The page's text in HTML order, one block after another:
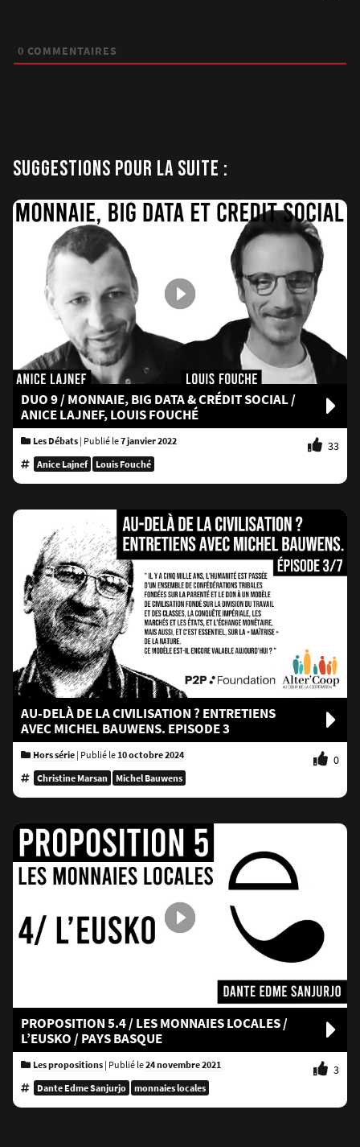
0 COMMENTAIRES
SUGGESTIONS POUR LA SUITE :
DUO 9 / MONNAIE, BIG DATA & CRÉDIT SOCIAL /
ANICE LAJNEF, LOUIS FOUCHÉ
Les Débats | Publié le7 janvier 2022 33
Anice Lajnef Louis Fouché
AU-DELÀ DE LA CIVILISATION ? ENTRETIENS
AVEC MICHEL BAUWENS. EPISODE 3
Hors série | Publié le10 octobre 2024 0
Christine Marsan Michel Bauwens
PROPOSITION 5.4 / LES MONNAIES LOCALES /
L’EUSKO / PAYS BASQUE
Les propositions | Publié le24 novembre 2021 3
Dante Edme Sanjurjo monnaies locales